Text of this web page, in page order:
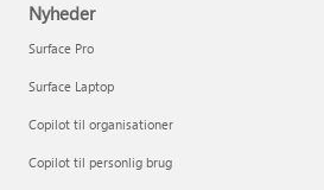
Nyheder
Surface Pro
Surface Laptop
Copilot til organisationer
Copilot til personlig brug